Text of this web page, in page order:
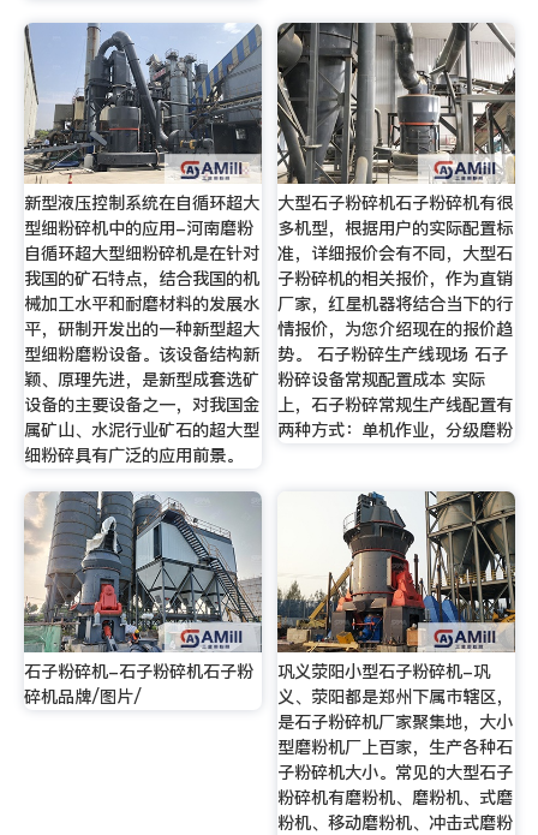
新型液压控制系统在自循环超大
型细粉碎机中的应用-河南磨粉
自循环超大型细粉碎机是在针对
我国的矿石特点，结合我国的机
械加工水平和耐磨材料的发展水
平，研制开发出的一种新型超大
型细粉磨粉设备。该设备结构新
颖、原理先进，是新型成套选矿
设备的主要设备之一，对我国金
属矿山、水泥行业矿石的超大型
细粉碎具有广泛的应用前景。
大型石子粉碎机石子粉碎机有很
多机型，根据用户的实际配置标
准，详细报价会有不同，大型石
子粉碎机的相关报价，作为直销
厂家，红星机器将结合当下的行
情报价，为您介绍现在的报价趋
势。 石子粉碎生产线现场 石子
粉碎设备常规配置成本 实际
上，石子粉碎常规生产线配置有
两种方式：单机作业，分级磨粉
石子粉碎机-石子粉碎机石子粉
碎机品牌/图片/
巩义荥阳小型石子粉碎机-巩
义、荥阳都是郑州下属市辖区，
是石子粉碎机厂家聚集地，大小
型磨粉机厂上百家，生产各种石
子粉碎机大小。常见的大型石子
粉碎机有磨粉机、磨粉机、式磨
粉机、移动磨粉机、冲击式磨粉